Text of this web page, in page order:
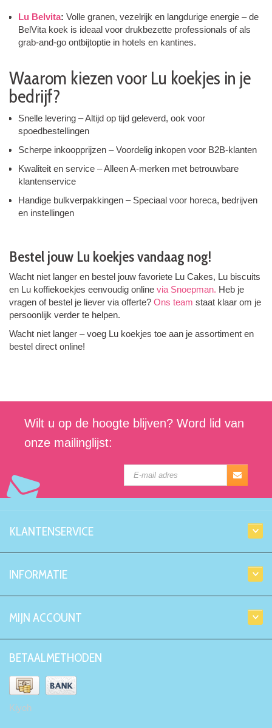
Lu Belvita: Volle granen, vezelrijk en langdurige energie – de
BelVita koek is ideaal voor drukbezette professionals of als
grab-and-go ontbijtoptie in hotels en kantines.
Waarom kiezen voor Lu koekjes in je
bedrijf?
Snelle levering – Altijd op tijd geleverd, ook voor
spoedbestellingen
Scherpe inkoopprijzen – Voordelig inkopen voor B2B-klanten
Kwaliteit en service – Alleen A-merken met betrouwbare
klantenservice
Handige bulkverpakkingen – Speciaal voor horeca, bedrijven
en instellingen
Bestel jouw Lu koekjes vandaag nog!
Wacht niet langer en bestel jouw favoriete Lu Cakes, Lu biscuits
en Lu koffiekoekjes eenvoudig online via Snoepman. Heb je
vragen of bestel je liever via offerte? Ons team staat klaar om je
persoonlijk verder te helpen.
Wacht niet langer – voeg Lu koekjes toe aan je assortiment en
bestel direct online!
Wilt u op de hoogte blijven? Word lid van
onze mailinglijst:
KLANTENSERVICE
INFORMATIE
MIJN ACCOUNT
BETAALMETHODEN
Kiyoh